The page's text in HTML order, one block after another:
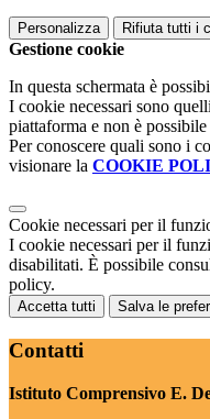
Personalizza Rifiuta tutti i
Gestione cookie
In questa schermata è
I cookie necessari sono
piattaforma e non è
Per conoscere quali sono i
visionare la COOKIE
Cookie necessari per il
I cookie necessari per il
disabilitati. È possibile
policy.
Accetta tutti Salva le
Contatti
Istituto Comprensivo E.